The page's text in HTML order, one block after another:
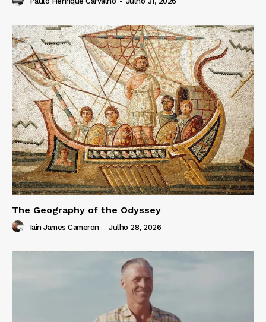
The Geography of the Odyssey
Iain James Cameron - Julho 28, 2026